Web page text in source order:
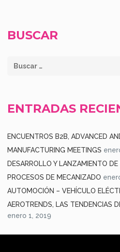
BUSCAR
ENTRADAS
ENCUENTROS B2B, ADVANCED
MANUFACTURING MEETINGS
DESARROLLO Y LANZAMIENTO
PROCESOS DE MECANIZADO
AUTOMOCIÓN – VEHÍCULO
AEROTRENDS, LAS TENDENCIAS
enero 1, 2019